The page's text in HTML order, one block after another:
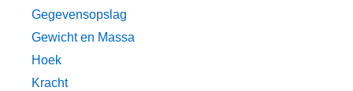
Gegevensopslag
Gewicht en Massa
Hoek
Kracht